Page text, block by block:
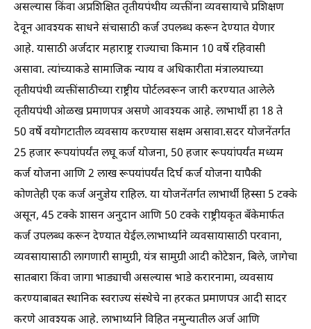
असल्यास किंवा अप्रशिक्षित तृतीयपंथीय व्यक्तींना व्यवसायाचे प्रशिक्षण
देवून आवश्यक साधने संचासाठी कर्ज उपलब्ध करून देण्यात येणार
आहे. यासाठी अर्जदार महाराष्ट्र राज्याचा किमान 10 वर्षे रहिवासी
असावा. त्यांच्याकडे सामाजिक न्याय व अधिकारीता मंत्रालयाच्या
तृतीयपंथी व्यक्तींसाठीच्या राष्ट्रीय पोर्टलवरून जारी करण्यात आलेले
तृतीयपंथी ओळख प्रमाणपत्र असणे आवश्यक आहे. लाभार्थी हा 18 ते
50 वर्षे वयोगटातील व्यवसाय करण्यास सक्षम असावा.सदर योजनेंतर्गत
25 हजार रूपयांपर्यंत लघू कर्ज योजना, 50 हजार रूपयांपर्यंत मध्यम
कर्ज योजना आणि 2 लाख रूपयांपर्यंत दिर्घ कर्ज योजना यापैकी
कोणतेही एक कर्ज अनुज्ञेय राहिल. या योजनेंतर्गत लाभार्थी हिस्सा 5 टक्के
असून, 45 टक्के शासन अनुदान आणि 50 टक्के राष्ट्रीयकृत बँकेमार्फत
कर्ज उपलब्ध करून देण्यात येईल.लाभार्थ्याने व्यवसायासाठी परवाना,
व्यवसायासाठी लागणारी सामुग्री, यंत्र सामुग्री आदी कोटेशन, बिले, जागेचा
सातबारा किंवा जागा भाड्याची असल्यास भाडे करारनामा, व्यवसाय
करण्याबाबत स्थानिक स्वराज्य संस्थेचे ना हरकत प्रमाणपत्र आदी सादर
करणे आवश्यक आहे. लाभार्थ्याने विहित नमुन्यातील अर्ज आणि